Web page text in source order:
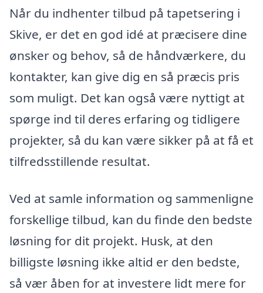
Når du indhenter tilbud på tapetsering i
Skive, er det en god idé at præcisere dine
ønsker og behov, så de håndværkere, du
kontakter, kan give dig en så præcis pris
som muligt. Det kan også være nyttigt at
spørge ind til deres erfaring og tidligere
projekter, så du kan være sikker på at få et
tilfredsstillende resultat.
Ved at samle information og sammenligne
forskellige tilbud, kan du finde den bedste
løsning for dit projekt. Husk, at den
billigste løsning ikke altid er den bedste,
så vær åben for at investere lidt mere for